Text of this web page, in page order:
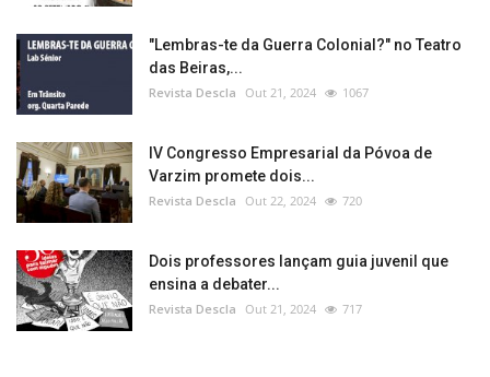
Ambiente
"Lembras-te da Guerra Colonial?" no Teatro
das Beiras,...
Revista Descla Out 21, 2024 1067
IV Congresso Empresarial da Póvoa de
Varzim promete dois...
Revista Descla Out 22, 2024 720
Dois professores lançam guia juvenil que
ensina a debater...
Revista Descla Out 21, 2024 717